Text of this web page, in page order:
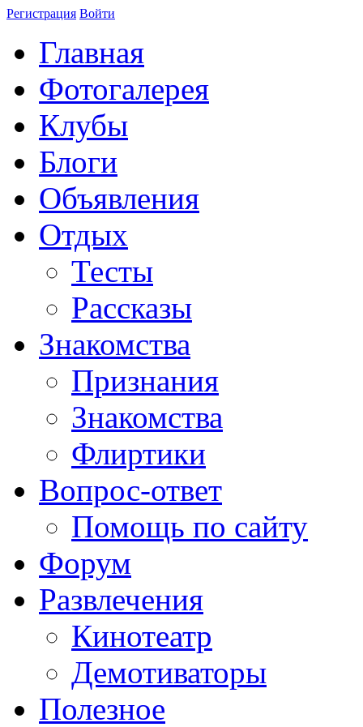
Регистрация Войти
Главная
Фотогалерея
Клубы
Блоги
Объявления
Отдых
Тесты
Рассказы
Знакомства
Признания
Знакомства
Флиртики
Вопрос-ответ
Помощь по сайту
Форум
Развлечения
Кинотеатр
Демотиваторы
Полезное